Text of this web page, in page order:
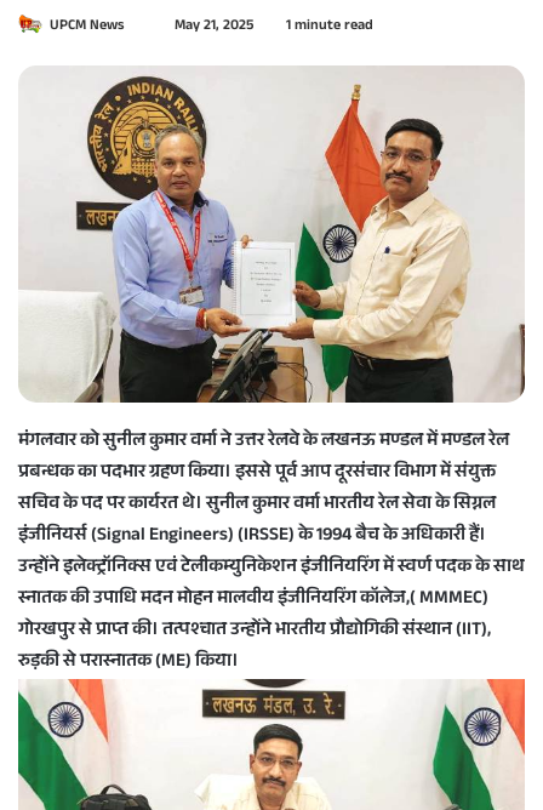
UPCM News
n
d
a
n
e
m
a
i
l
May 21, 2025 1 minute read
मंगलवार को सुनील कुमार वर्मा ने उत्तर रेलवे के लखनऊ मण्डल में मण्डल रेल
प्रबन्धक का पदभार ग्रहण किया। इससे पूर्व आप दूरसंचार विभाग में संयुक्त
सचिव के पद पर कार्यरत थे। सुनील कुमार वर्मा भारतीय रेल सेवा के सिग्नल
इंजीनियर्स (Signal Engineers) (IRSSE) के 1994 बैच के अधिकारी हैं।
उन्होंने इलेक्ट्रॉनिक्स एवं टेलीकम्युनिकेशन इंजीनियरिंग में स्वर्ण पदक के साथ
स्नातक की उपाधि मदन मोहन मालवीय इंजीनियरिंग कॉलेज,( MMMEC)
गोरखपुर से प्राप्त की। तत्पश्चात उन्होंने भारतीय प्रौद्योगिकी संस्थान (IIT),
रुड़की से परास्नातक (ME) किया।